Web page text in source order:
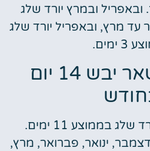
ובאפריל ובמרץ יורד שלג
מינואר עד מרץ, ובאפריל יורד שלג
ימים.
במינסק יישאר יבש 14 יום
ובמהלך הצעדה יורד שלג בממוצע 11 ימים.
ינואר, פברואר, מרץ,